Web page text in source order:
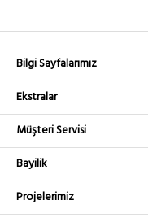
Bilgi Sayfalarımız
Ekstralar
Müşteri Servisi
Bayilik
Projelerimiz